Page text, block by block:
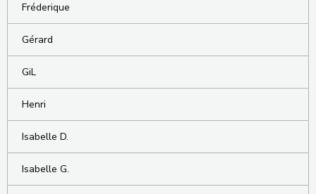
Fréderique
Gérard
GiL
Henri
Isabelle D.
Isabelle G.